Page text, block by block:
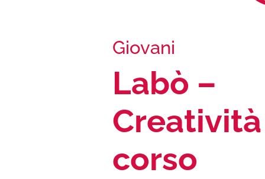
Giovani
Labò –
corso